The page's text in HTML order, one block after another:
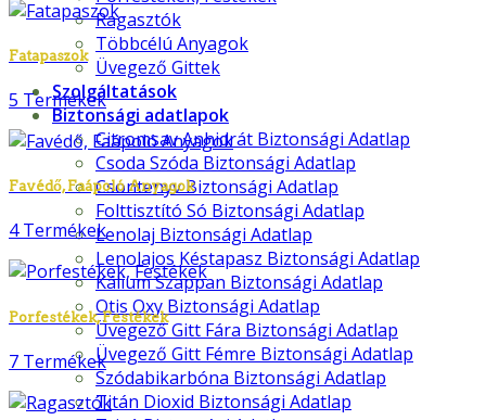
Ragasztók
Többcélú Anyagok
Üvegező Gittek
Szolgáltatások
Biztonsági adatlapok
Citromsav Anhidrát Biztonsági Adatlap
Csoda Szóda Biztonsági Adatlap
Csontenyv Biztonsági Adatlap
Folttisztító Só Biztonsági Adatlap
Lenolaj Biztonsági Adatlap
Lenolajos Késtapasz Biztonsági Adatlap
Kálium Szappan Biztonsági Adatlap
Otis Oxy Biztonsági Adatlap
Üvegező Gitt Fára Biztonsági Adatlap
Üvegező Gitt Fémre Biztonsági Adatlap
Szódabikarbóna Biztonsági Adatlap
Titán Dioxid Biztonsági Adatlap
Fatapaszok
5 Termékek
Favédő, Faápoló Anyagok
4 Termékek
Porfestékek, Festékek
7 Termékek